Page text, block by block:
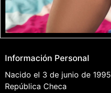
Información Personal
Nacido el 3 de junio de 1995
República Checa